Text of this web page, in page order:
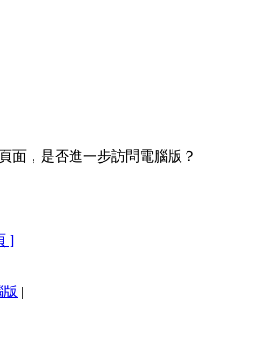
面，是否進一步訪問電腦版？
]
版 |